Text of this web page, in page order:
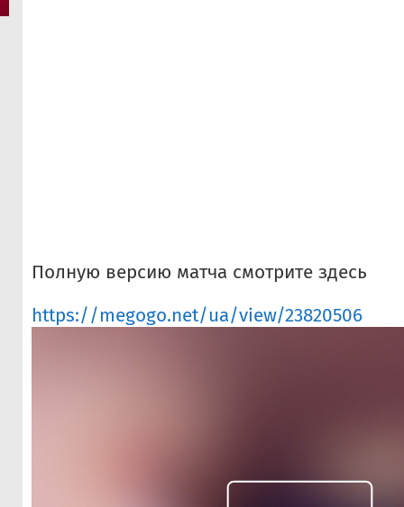
Полную версию матча смотрите здесь
https://megogo.net/ua/view/23820506